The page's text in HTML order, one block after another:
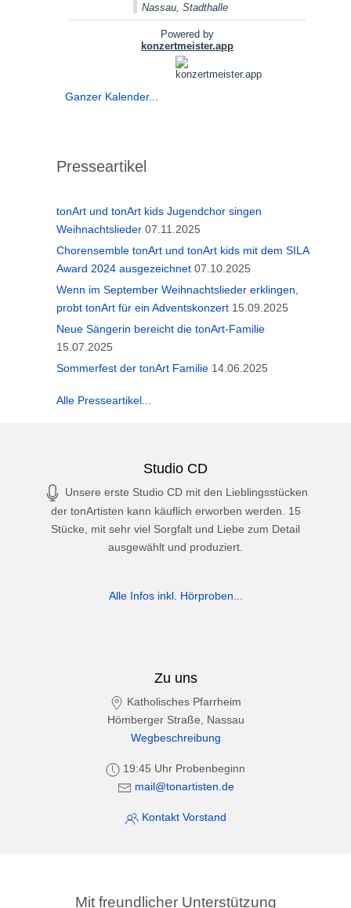
Ganzer Kalender...
Presseartikel
tonArt und tonArt kids Jugendchor singen
Weihnachtslieder 07.11.2025
Chorensemble tonArt und tonArt kids mit dem SILA
Award 2024 ausgezeichnet 07.10.2025
Wenn im September Weihnachtslieder erklingen,
probt tonArt für ein Adventskonzert 15.09.2025
Neue Sängerin bereicht die tonArt-Familie
15.07.2025
Sommerfest der tonArt Familie 14.06.2025
Alle Presseartikel...
Studio CD
Unsere erste Studio CD mit den Lieblingsstücken
der tonArtisten kann käuflich erworben werden. 15
Stücke, mit sehr viel Sorgfalt und Liebe zum Detail
ausgewählt und produziert.
Alle Infos inkl. Hörproben...
Zu uns
Katholisches Pfarrheim
Hömberger Straße, Nassau
Wegbeschreibung
19:45 Uhr Probenbeginn
mail@tonartisten.de
Kontakt Vorstand
Mit freundlicher Unterstützung